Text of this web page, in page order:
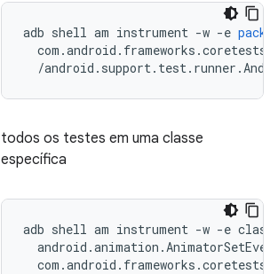
adb shell am instrument -w -e
com .android . frameworks .coretests
/android . support. test. runner .
todos os testes em uma classe
específica
adb shell am instrument -w -e
  com.android.frameworks.coretests\